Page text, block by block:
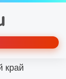
край